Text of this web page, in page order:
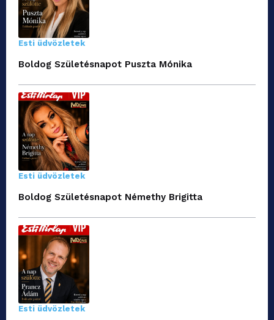
Esti üdvözletek
Boldog Születésnapot Puszta Mónika
Esti üdvözletek
Boldog Születésnapot Némethy Brigitta
Esti üdvözletek